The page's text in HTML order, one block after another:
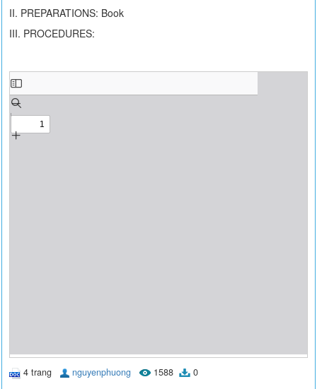
II. PREPARATIONS: Book
III. PROCEDURES:
4 trang nguyenphuong 1588 0